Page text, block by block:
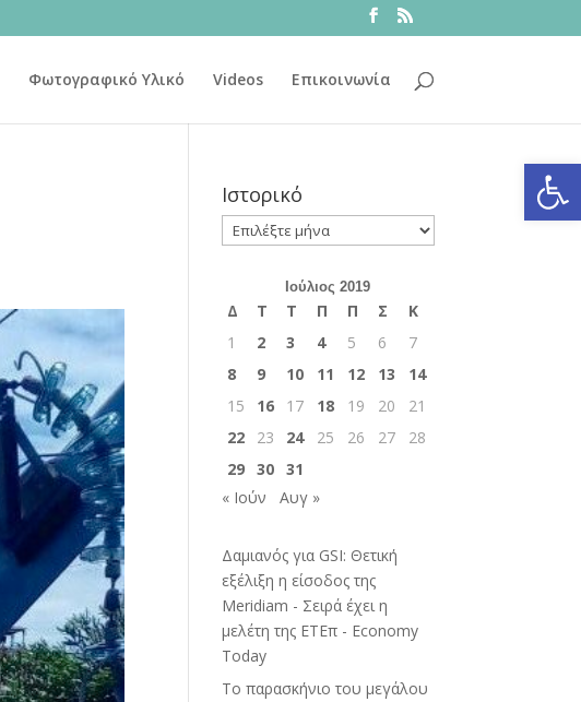
Φωτογραφικό Υλικό Videos Επικοινωνία
Ιστορικό
Ιστορικό
Ιούλιος 2019
Δ Τ Τ Π Π Σ
Κ
1
2 3 4 5 6
7
8
9 10 11 12 13
14
15
16 17 18 19 20
21
22
23 24 25 26 27
28
29 30 31
« Ιούν
Αυγ »
Δαμιανός για GSI: Θετική
εξέλιξη η είσοδος της
Meridiam - Σειρά έχει η
μελέτη της ΕΤΕπ - Economy
Today
Το παρασκήνιο του μεγάλου